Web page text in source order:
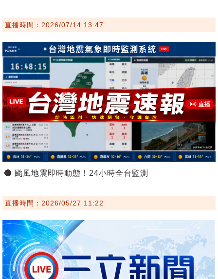
直播時間：2026/07/14 13:47
🔴 颱風地震即時動態！24小時全台監測
直播時間：2026/05/27 11:22